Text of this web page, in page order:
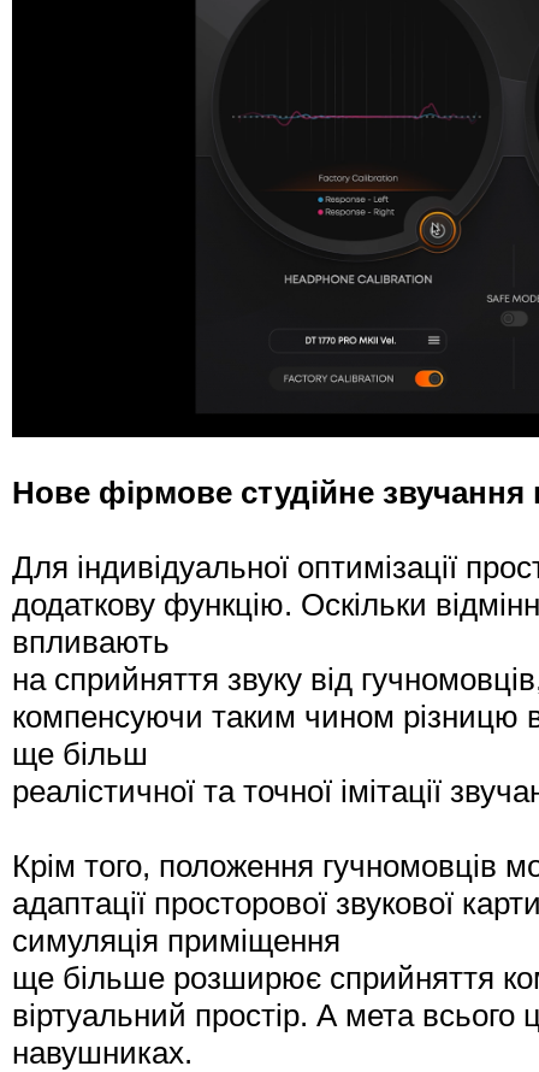
Нове фірмове студійне звучання
Для індивідуальної оптимізації
додаткову функцію. Оскільки
впливають
на сприйняття звуку від
компенсуючи таким чином різницю
ще більш
реалістичної та точної імітації
Крім того, положення гучномовців
адаптації просторової звукової
симуляція приміщення
ще більше розширює сприйняття
віртуальний простір. А мета
навушниках.